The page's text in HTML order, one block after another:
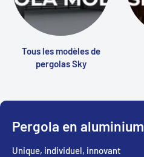
Tous les modèles de
pergolas Sky
Pergola en aluminium
Unique, individuel, innovant